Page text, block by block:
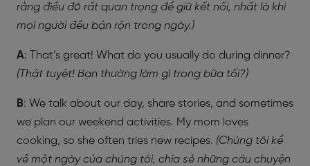
rằng điều đó rất quan trọng để giữ kết nối, nhất là khi
mọi người đều bận rộn trong ngày.)
A: That’s great! What do you usually do during dinner?
(Thật tuyệt! Bạn thường làm gì trong bữa tối?)
B: We talk about our day, share stories, and sometimes
we plan our weekend activities. My mom loves
cooking, so she often tries new recipes. (Chúng tôi kể
về một ngày của chúng tôi, chia sẻ những câu chuyện